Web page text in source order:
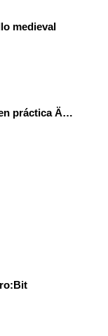
medieval
Dossier teoría y puesta en práctica Äprendizaje Basado en Juegos en Educación Infantil y Primaria